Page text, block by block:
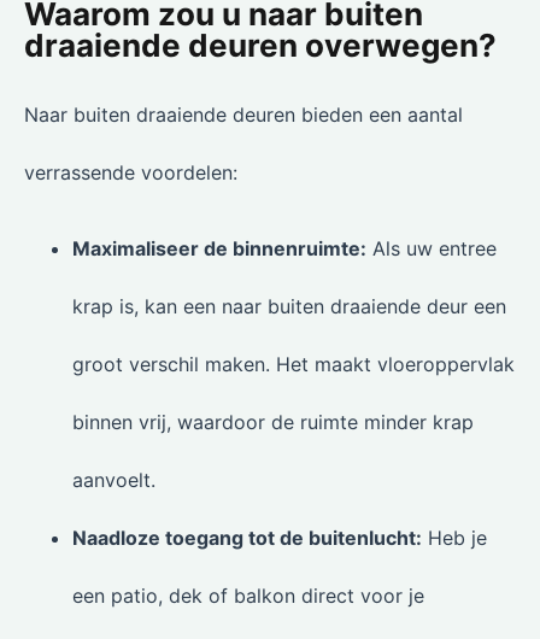
Waarom zou u naar buiten
draaiende deuren overwegen?
Naar buiten draaiende deuren bieden een aantal
verrassende voordelen:
Maximaliseer de binnenruimte: Als uw entree
krap is, kan een naar buiten draaiende deur een
groot verschil maken. Het maakt vloeroppervlak
binnen vrij, waardoor de ruimte minder krap
aanvoelt.
Naadloze toegang tot de buitenlucht: Heb je
een patio, dek of balkon direct voor je